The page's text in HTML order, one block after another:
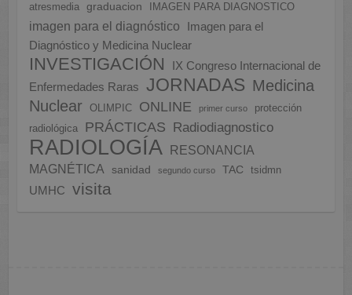
atresmedia
graduacion IMAGEN PARA DIAGNOSTICO
imagen para el diagnóstico
Imagen para el
Diagnóstico y Medicina Nuclear
INVESTIGACIÓN
IX Congreso Internacional de
Enfermedades Raras
JORNADAS Medicina
Nuclear
OLIMPIC ONLINE primer curso
protección
radiológica
PRÁCTICAS Radiodiagnostico
RADIOLOGÍA
RESONANCIA
MAGNÉTICA
sanidad segundo curso TAC tsidmn
UMHC visita